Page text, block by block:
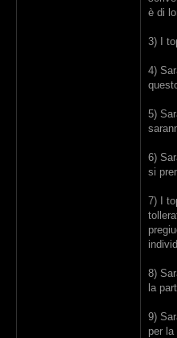
è di
3) I
4)
5)
6)
si
7) I
8)
la
9)
per la